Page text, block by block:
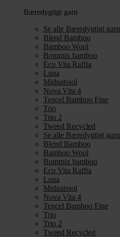
Bæredygtigt garn
Se alle Bæredygtigt garn
Blend Bamboo
Bamboo Wool
Bommix bamboo
Eco Vita Raffia
Luna
Midnatssol
Nova Vita 4
Tencel Bamboo Fine
Trio
Trio 2
Tweed Recycled
Se alle Bæredygtigt garn
Blend Bamboo
Bamboo Wool
Bommix bamboo
Eco Vita Raffia
Luna
Midnatssol
Nova Vita 4
Tencel Bamboo Fine
Trio
Trio 2
Tweed Recycled